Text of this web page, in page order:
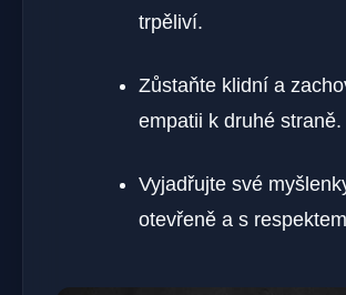
trpěliví.
Zůstaňte klidní a
empatii k druhé straně.
Vyjadřujte své
otevřeně a s